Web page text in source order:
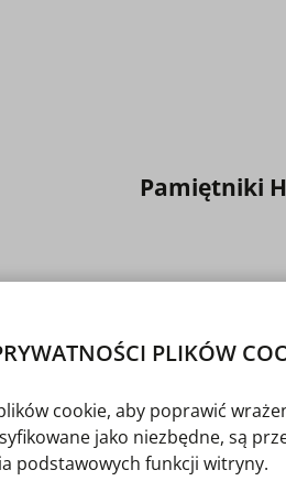
Pamiętniki
PLIKÓW
cookie, aby poprawić
jako niezbędne, są
podstawowych funkcji witryny.